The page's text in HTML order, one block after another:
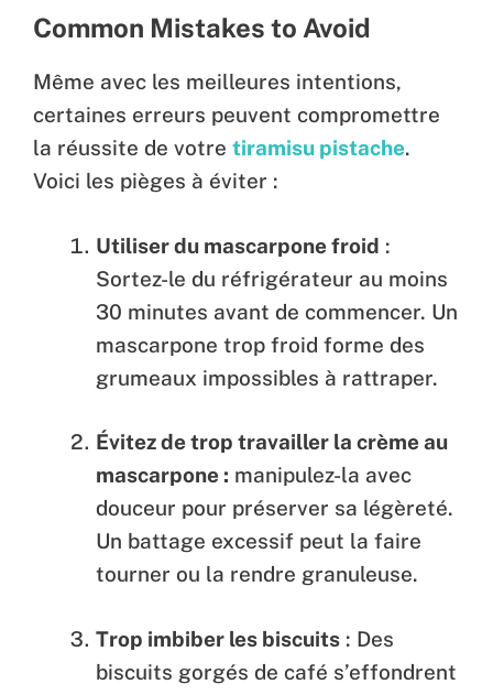
Common Mistakes to Avoid
Même avec les meilleures intentions,
certaines erreurs peuvent compromettre
la réussite de votre tiramisu pistache.
Voici les pièges à éviter :
Utiliser du mascarpone froid :
Sortez-le du réfrigérateur au moins
30 minutes avant de commencer. Un
mascarpone trop froid forme des
grumeaux impossibles à rattraper.
Évitez de trop travailler la crème au
mascarpone : manipulez-la avec
douceur pour préserver sa légèreté.
Un battage excessif peut la faire
tourner ou la rendre granuleuse.
Trop imbiber les biscuits : Des
biscuits gorgés de café s’effondrent